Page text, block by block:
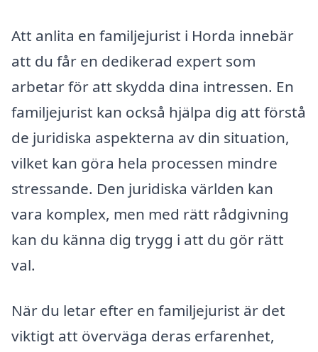
Att anlita en familjejurist i Horda innebär
att du får en dedikerad expert som
arbetar för att skydda dina intressen. En
familjejurist kan också hjälpa dig att förstå
de juridiska aspekterna av din situation,
vilket kan göra hela processen mindre
stressande. Den juridiska världen kan
vara komplex, men med rätt rådgivning
kan du känna dig trygg i att du gör rätt
val.
När du letar efter en familjejurist är det
viktigt att överväga deras erfarenhet,